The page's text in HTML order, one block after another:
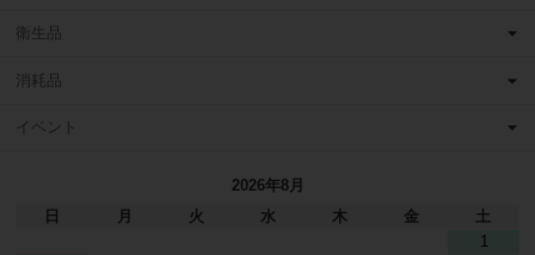
衛生品
消耗品
イベント
2026年8月
日
月 火 水 木 金
土
1